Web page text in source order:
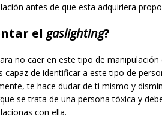
antes de que esta adquiriera
el gaslighting?
no caer en este tipo de
capaz de identificar a este tipo de
te hace dudar de ti mismo y
se trata de una persona tóxica y
con ella.